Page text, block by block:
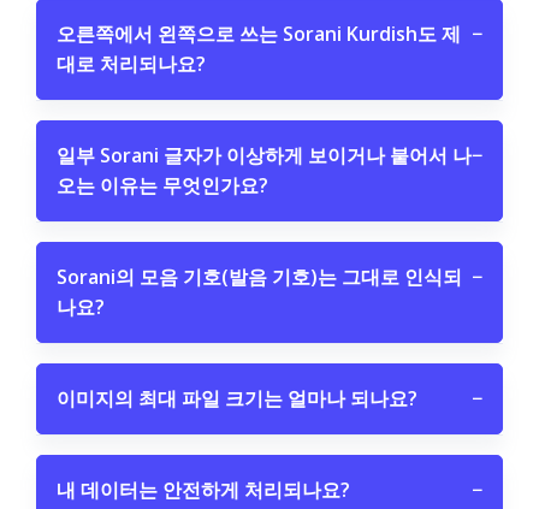
오른쪽에서 왼쪽으로 쓰는 Sorani Kurdish도 제
대로 처리되나요?
−
일부 Sorani 글자가 이상하게 보이거나 붙어서 나
오는 이유는 무엇인가요?
−
Sorani의 모음 기호(발음 기호)는 그대로 인식되
나요?
−
이미지의 최대 파일 크기는 얼마나 되나요? −
내 데이터는 안전하게 처리되나요? −